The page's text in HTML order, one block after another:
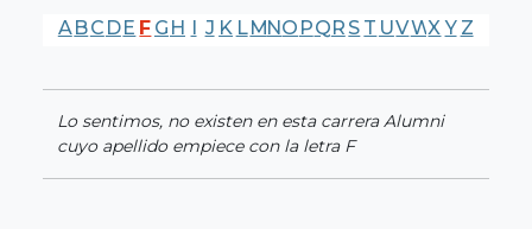
A BC DE F G H I J K LMNO PQR S T UVWX Y Z
Lo sentimos, no existen en esta carrera Alumni
cuyo apellido empiece con la letra F